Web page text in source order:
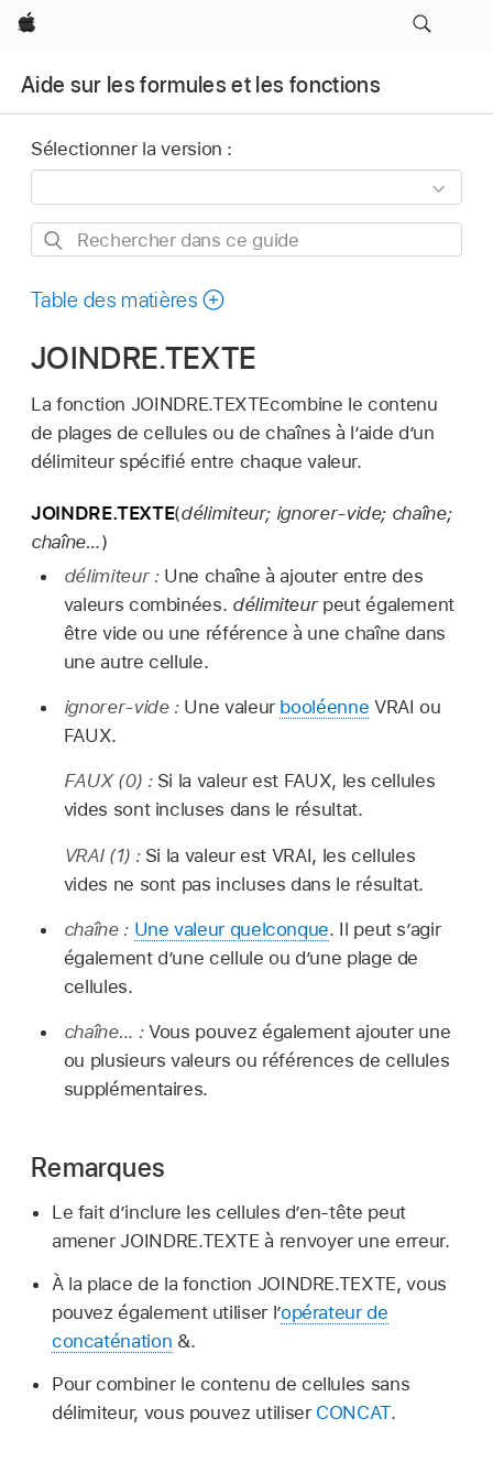
Apple
Aide sur les formules et les fonctions
Sélectionner la version :
Rechercher
ce
Table des matières
JOINDRE.TEXTE
La fonction JOINDRE.TEXTEcombine le contenu
de plages de cellules ou de chaînes à l’aide d’un
délimiteur spécifié entre chaque valeur.
JOINDRE.TEXTE(délimiteur; ignorer-vide; chaîne;
chaîne…)
délimiteur : Une chaîne à ajouter entre des
valeurs combinées. délimiteurpeut également
être vide ou une référence à une chaîne dans
une autre cellule.
ignorer-vide : Une valeur booléenne VRAI ou
FAUX.
FAUX(0): Si la valeur est FAUX, les cellules
vides sont incluses dans le résultat.
VRAI(1): Si la valeur est VRAI, les cellules
vides ne sont pas incluses dans le résultat.
chaîne : Une valeur quelconque. Il peut s’agir
également d’une cellule ou d’une plage de
cellules.
chaîne… :Vous pouvez également ajouter une
ou plusieurs valeurs ou références de cellules
supplémentaires.
Remarques
Le fait d’inclure les cellules d’en-tête peut
amener JOINDRE.TEXTE à renvoyer une erreur.
À la place de la fonction JOINDRE.TEXTE, vous
pouvez également utiliser l’opérateur de
concaténation &.
Pour combiner le contenu de cellules sans
délimiteur, vous pouvez utiliser CONCAT.